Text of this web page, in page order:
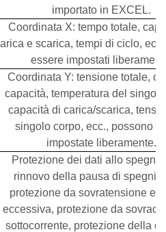
importato in EXCEL.
Coordinata X: tempo totale,
e scarica, tempi di ciclo,
essere impostati
Coordinata Y: tensione totale,
capacità, temperatura del
capacità di carica/scarica,
singolo corpo, ecc., possono
impostate liberamente.
Protezione dei dati allo
rinnovo della pausa di
protezione da sovratensione e
eccessiva, protezione da
sottocorrente, protezione della